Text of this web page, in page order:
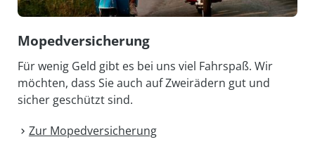
Moped­versicherung
Für wenig Geld gibt es bei uns viel Fahrspaß. Wir
möchten, dass Sie auch auf Zweirädern gut und
sicher geschützt sind.
Zur Moped­versicherung